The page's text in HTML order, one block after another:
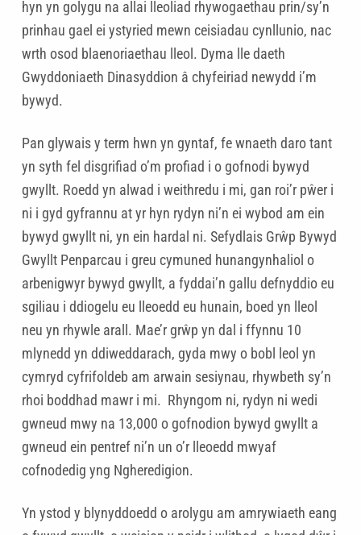
hyn yn golygu na allai lleoliad rhywogaethau prin/sy’n
prinhau gael ei ystyried mewn ceisiadau cynllunio, nac
wrth osod blaenoriaethau lleol. Dyma lle daeth
Gwyddoniaeth Dinasyddion â chyfeiriad newydd i’m
bywyd.
Pan glywais y term hwn yn gyntaf, fe wnaeth daro tant
yn syth fel disgrifiad o’m profiad i o gofnodi bywyd
gwyllt. Roedd yn alwad i weithredu i mi, gan roi’r pŵer i
ni i gyd gyfrannu at yr hyn rydyn ni’n ei wybod am ein
bywyd gwyllt ni, yn ein hardal ni. Sefydlais Grŵp Bywyd
Gwyllt Penparcau i greu cymuned hunangynhaliol o
arbenigwyr bywyd gwyllt, a fyddai’n gallu defnyddio eu
sgiliau i ddiogelu eu lleoedd eu hunain, boed yn lleol
neu yn rhywle arall. Mae’r grŵp yn dal i ffynnu 10
mlynedd yn ddiweddarach, gyda mwy o bobl leol yn
cymryd cyfrifoldeb am arwain sesiynau, rhywbeth sy’n
rhoi boddhad mawr i mi. Rhyngom ni, rydyn ni wedi
gwneud mwy na 13,000 o gofnodion bywyd gwyllt a
gwneud ein pentref ni’n un o’r lleoedd mwyaf
cofnodedig yng Ngheredigion.
Yn ystod y blynyddoedd o arolygu am amrywiaeth eang